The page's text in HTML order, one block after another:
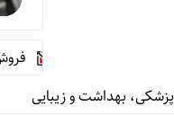
فروش کوییک S سایپا از امروز آغاز شد؛ جزئیات ثبت‌نام و شرایط
پزشکی، بهداشت و زیبایی